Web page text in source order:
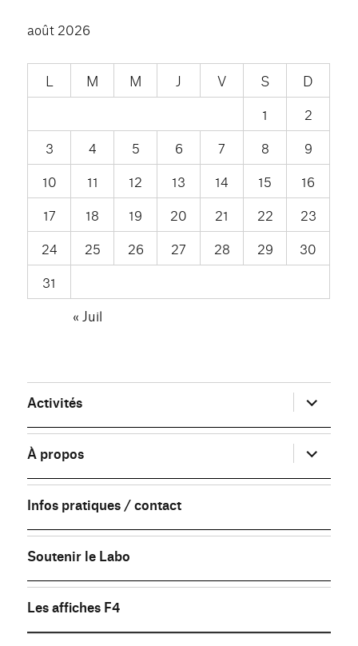
août 2026
L M M J V S
D
1
2
3
4 5 6 7 8
9
10
11 12 13 14 15
16
17
18 19 20 21 22
23
24
25 26 27 28 29
30
31
« Juil
Activités ouvrir
le
sous-
menu
À propos
ouvrir
le
sous-
menu
Infos pratiques / contact
Soutenir le Labo
Les affiches F4